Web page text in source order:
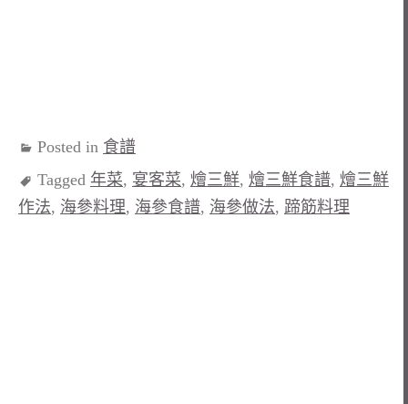
Posted in 食譜
Tagged 年菜, 宴客菜, 燴三鮮, 燴三鮮食譜, 燴三鮮
作法, 海參料理, 海參食譜, 海參做法, 蹄筋料理